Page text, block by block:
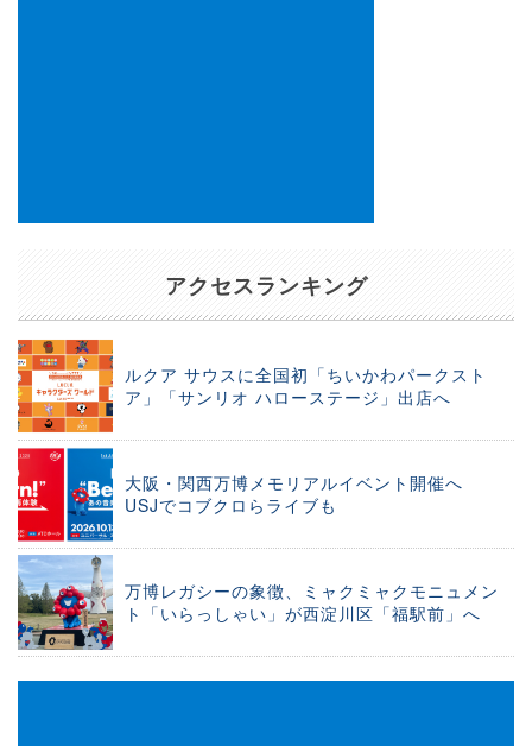
アクセスランキング
ルクア サウスに全国初「ちいかわパークスト
ア」「サンリオ ハローステージ」出店へ
大阪・関西万博メモリアルイベント開催へ
USJでコブクロらライブも
万博レガシーの象徴、ミャクミャクモニュメン
ト「いらっしゃい」が西淀川区「福駅前」へ